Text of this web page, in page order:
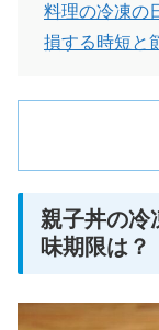
料理の冷凍の
損する時短と
親子丼の冷
味期限は？